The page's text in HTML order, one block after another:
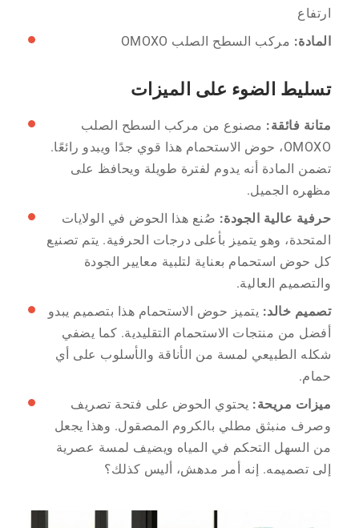
ارتفاع
المادة: مركب السطح الصلب OMOXO
تسليط الضوء على الميزات
متانة فائقة: مصنوع من مركب السطح الصلب
OMOXO، حوض الاستحمام هذا قوي جدًا ويبدو رائعًا.
تضمن المادة أنه يدوم لفترة طويلة ويحافظ على
مظهره الجميل.
حرفية عالية الجودة: صُنع هذا الحوض في الولايات
المتحدة، وهو يتميز بأعلى درجات الحرفية. يتم تصنيع
كل حوض استحمام بعناية لتلبية معايير الجودة
والتصميم العالية.
تصميم خالد: يتميز حوض الاستحمام هذا بتصميم يبدو
أفضل من منتجات الاستحمام التقليدية. كما يضفي
شكله الطبيعي لمسة من الأناقة والأسلوب على أي
حمام.
ميزات مريحة: يحتوي الحوض على فتحة تصريف
وصرف منبثق مطلي بالكروم المصقول. وهذا يجعل
من السهل التحكم في المياه ويضيف لمسة عصرية
إلى تصميمه. إنه أمر مدهش، أليس كذلك؟